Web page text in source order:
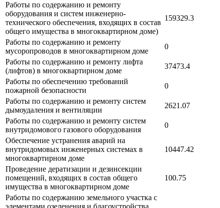
Работы по содержанию и ремонту
оборудования и систем инженерно-
технического обеспечения, входящих в состав
общего имущества в многоквартирном доме)
159329.3
Работы по содержанию и ремонту
мусоропроводов в многоквартирном доме
0
Работы по содержанию и ремонту лифта
(лифтов) в многоквартирном доме
37473.4
Работы по обеспечению требований
пожарной безопасности
0
Работы по содержанию и ремонту систем
дымоудаления и вентиляции
2621.07
Работы по содержанию и ремонту систем
внутридомового газового оборудования
0
Обеспечение устранения аварий на
внутридомовых инженерных системах в
многоквартирном доме
10447.42
Проведение дератизации и дезинсекции
помещений, входящих в состав общего
имущества в многоквартирном доме
100.75
Работы по содержанию земельного участка с